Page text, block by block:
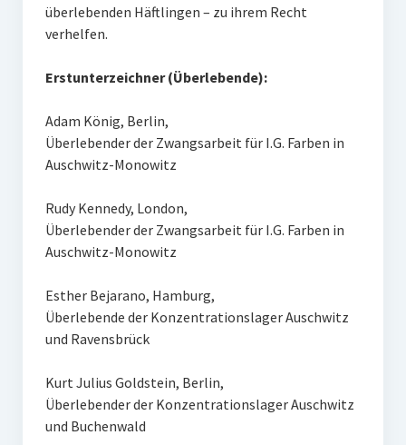
überlebenden Häftlingen – zu ihrem Recht
verhelfen.
Erstunterzeichner (Überlebende):
Adam König, Berlin,
Überlebender der Zwangsarbeit für I.G. Farben in
Auschwitz-Monowitz
Rudy Kennedy, London,
Überlebender der Zwangsarbeit für I.G. Farben in
Auschwitz-Monowitz
Esther Bejarano, Hamburg,
Überlebende der Konzentrationslager Auschwitz
und Ravensbrück
Kurt Julius Goldstein, Berlin,
Überlebender der Konzentrationslager Auschwitz
und Buchenwald